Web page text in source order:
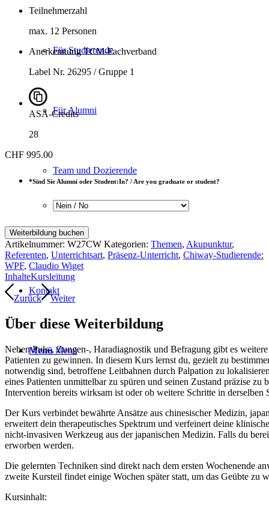
Für Studierende
Für Alumni
Team und Dozierende
Blog
Kontakt
Menü Menü
Teilnehmerzahl
max. 12 Personen
Anerkennung TCM-Fachverband
Label Nr. 26295 / Gruppe 1
ASA-Credits
28
CHF 995.00
*Sind Sie Alumni oder Student:In? / Are you graduate or student?
Resonanz-
Akupunktur:
Achtsames
und
präsentes
Arbeiten
mit
Qi
Menge
Weiterbildung buchen
Artikelnummer: W27CW Kategorien: Themen, Akupunktur,
Referenten, Unterrichtsart, Präsenz-Unterricht, Chiway-Studierende:
WPF, Claudio Wiget
InhalteKursleitung
Zurück Weiter
Über diese Weiterbildung
Neben Puls-, Zungen-, Haradiagnostik und Befragung gibt es
Patienten zu gewinnen. In diesem Kurs lernst du, gezielt zu
notwendig sind, betroffene Leitbahnen durch Palpation zu
eines Patienten unmittelbar zu spüren und seinen Zustand präzise
Intervention bereits wirksam ist oder ob weitere Schritte in derselben
Der Kurs verbindet bewährte Ansätze aus chinesischer Medizin,
erweitert dein therapeutisches Spektrum und verfeinert deine
nicht-invasiven Werkzeug aus der japanischen Medizin. Falls du
erworben werden.
Die gelernten Techniken sind direkt nach dem ersten Wochenende
zweite Kursteil findet einige Wochen später statt, um das Geübte zu
Kursinhalt: